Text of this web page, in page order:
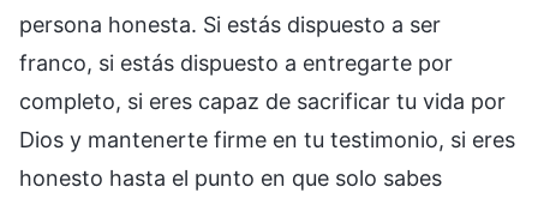
persona honesta. Si estás dispuesto a ser
franco, si estás dispuesto a entregarte por
completo, si eres capaz de sacrificar tu vida por
Dios y mantenerte firme en tu testimonio, si eres
honesto hasta el punto en que solo sabes